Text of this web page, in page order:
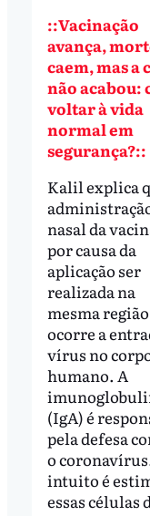
::Vacinação
avança,
caem, mas a
não acabou:
voltar à vida
normal em
segurança?::
Kalil explica
nasal da
por causa da
aplicação ser
realizada na
mesma
ocorre a
vírus no
humano. A
(IgA) é
pela defesa
o
intuito é
essas células